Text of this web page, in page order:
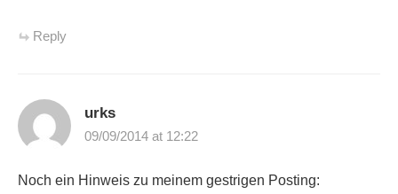
Reply
urks
09/09/2014 at 12:22
Noch ein Hinweis zu meinem gestrigen Posting: